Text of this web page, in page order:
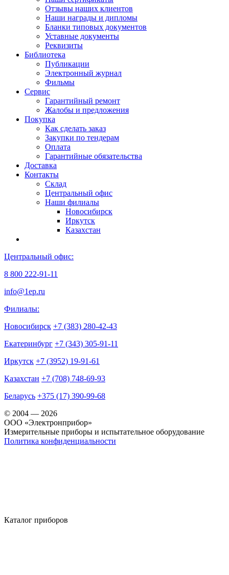
Отзывы наших клиентов
Наши награды и дипломы
Бланки типовых документов
Уставные документы
Реквизиты
Библиотека
Публикации
Электронный журнал
Фильмы
Сервис
Гарантийный ремонт
Жалобы и предложения
Покупка
Как сделать заказ
Закупки по тендерам
Оплата
Гарантийные обязательства
Доставка
Контакты
Склад
Центральный офис
Наши филиалы
Новосибирск
Иркутск
Казахстан
Центральный офис:
8 800 222-91-11
info@1ep.ru
Филиалы:
Новосибирск +7 (383) 280-42-43
Екатеринбург +7 (343) 305-91-11
Иркутск +7 (3952) 19-91-61
Казахстан +7 (708) 748-69-93
Беларусь +375 (17) 390-99-68
© 2004 — 2026
OOO «Электронприбор»
Измерительные приборы и испытательное оборудование
Политика конфиденциальности
Каталог приборов